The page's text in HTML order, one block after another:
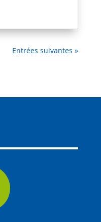
Entrées suivantes »